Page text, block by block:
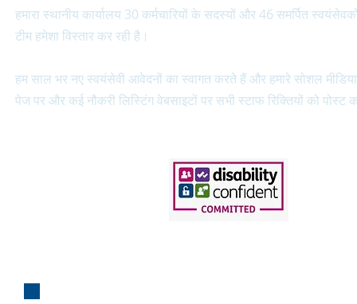
हमारा स्थानीय कार्यालय 30 कर्मचारियों के सदस्यों और 46 समर्पित
टीम हमेशा विस्तार कर रही है।
हम साल भर नए स्वयंसेवी आवेदनों का स्वागत करते हैं और हमारे सोशल
पेज पर और कई नौकरी लिस्टिंग वेबसाइटों पर सभी स्टाफ रिक्तियों को